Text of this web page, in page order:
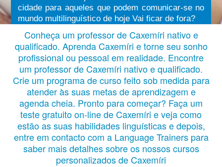
cidade para aqueles que podem comunicar-se no
mundo multilinguístico de hoje Vai ficar de fora?
Conheça um professor de Caxemíri nativo e
qualificado. Aprenda Caxemíri e torne seu sonho
profissional ou pessoal em realidade. Encontre
um professor de Caxemíri nativo e qualificado.
Crie um programa de curso feito sob medida para
atender às suas metas de aprendizagem e
agenda cheia. Pronto para começar? Faça um
teste gratuito on-line de Caxemíri e veja como
estão as suas habilidades linguísticas e depois,
entre em contacto com a Language Trainers para
saber mais detalhes sobre os nossos cursos
personalizados de Caxemíri